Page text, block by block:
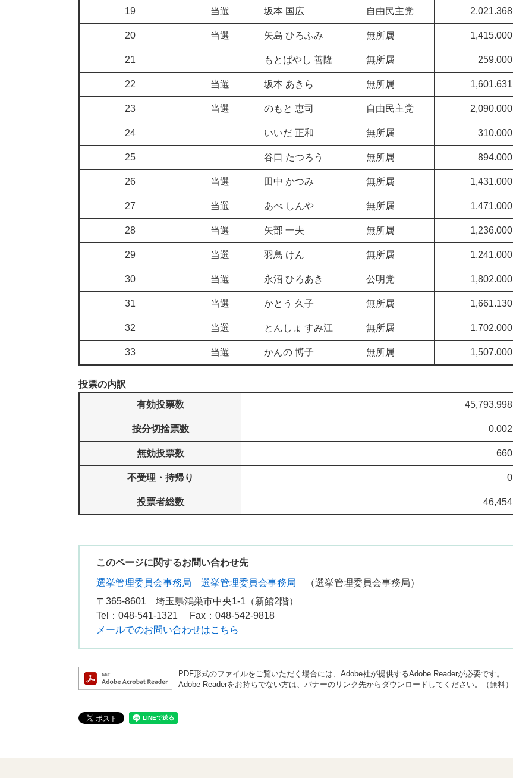
19 当選 坂本 国広 自由民主党 2,021.368
20 当選 矢島 ひろふみ 無所属 1,415.000
21 もとばやし 善隆 無所属 259.000
22 当選 坂本 あきら 無所属 1,601.631
23 当選 のもと 恵司 自由民主党 2,090.000
24 いいだ 正和 無所属 310.000
25 谷口 たつろう 無所属 894.000
26 当選 田中 かつみ 無所属 1,431.000
27 当選 あべ しんや 無所属 1,471.000
28 当選 矢部 一夫 無所属 1,236.000
29 当選 羽鳥 けん 無所属 1,241.000
30 当選 永沼 ひろあき 公明党 1,802.000
31 当選 かとう 久子 無所属 1,661.130
32 当選 とんしょ すみ江 無所属 1,702.000
33 当選 かんの 博子 無所属 1,507.000
投票の内訳
有効投票数
45,793.998
按分切捨票数 0.002
無効投票数 660
不受理・持帰り 0
投票者総数 46,454
このページに関するお問い合わせ先
選挙管理委員会事務局
選挙管理委員会事務局
選挙管理委員会事務局
〒365-8601
埼玉県鴻巣市中央1-1（新館2階）
Tel：048-541-1321
Fax：048-542-9818
メールでのお問い合わせはこちら
PDF形式のファイルをご覧いただく場合には、Adobe社が提供するAdobe Readerが必要です。
Adobe Readerをお持ちでない方は、バナーのリンク先からダウンロードしてください。（無料）